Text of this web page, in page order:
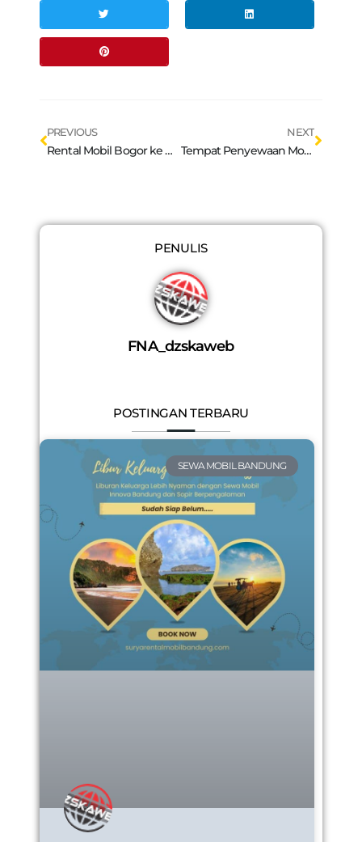
Prev
PREVIOUS
Rental Mobil Bogor ke Bandung : Tips Perjalanan Mudik Aman dan Nyaman
NEXT
Tempat Penyewaan Mobil di Bandung : Mengenal Sudut Pandang – Destinasi Wisata Baru Bandung
Next
PENULIS
FNA_dzskaweb
POSTINGAN TERBARU
SEWA MOBIL BANDUNG